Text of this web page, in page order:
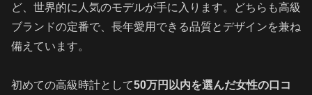
ど、世界的に人気のモデルが手に入ります。どちらも高級
ブランドの定番で、長年愛用できる品質とデザインを兼ね
備えています。
初めての高級時計として50万円以内を選んだ女性の口コ